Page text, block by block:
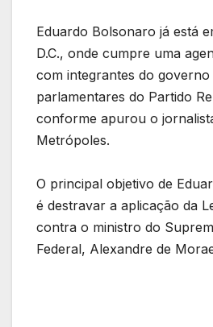
Eduardo Bolsonaro já está
D.C., onde cumpre uma
com integrantes do
parlamentares do Partido
conforme apurou o
Metrópoles.
O principal objetivo de
é destravar a aplicação da
contra o ministro do
Federal, Alexandre de